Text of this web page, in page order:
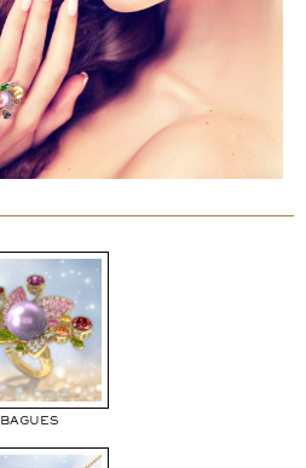
BAGUES